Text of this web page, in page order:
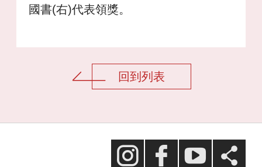
國書(右)代表領獎。
回到列表
台新慈善基金會
Facebook